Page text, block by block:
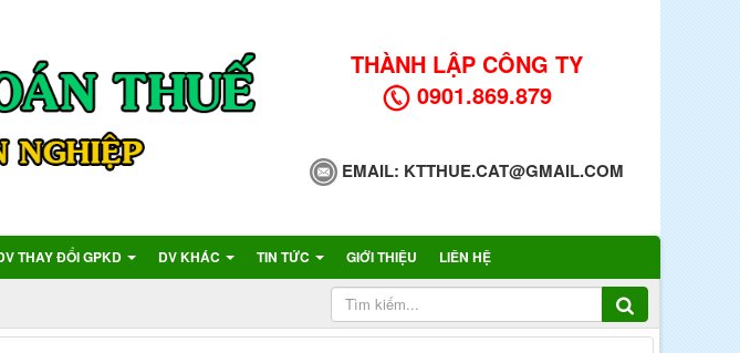
THÀNH LẬP CÔNG TY
0901.869.879
EMAIL: KTTHUE.CAT@GMAIL.COM
THAY ĐỔI GPKD DV KHÁC TIN TỨC GIỚI THIỆU LIÊN HỆ